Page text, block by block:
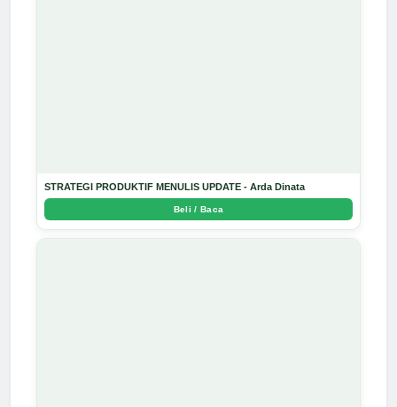
STRATEGI PRODUKTIF MENULIS UPDATE - Arda Dinata
Beli / Baca